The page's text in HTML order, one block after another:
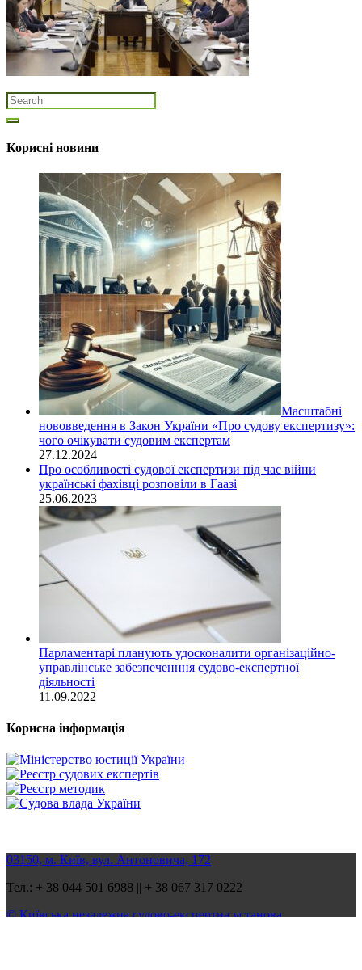
Корисні новини
Масштабні
нововведення в Закон України «Про судову експертизу»:
чого очікувати судовим експертам
27.12.2024
Про особливості судової експертизи під час війни
українські фахівці розповіли в Гаазі
25.06.2023
Парламентарі планують удосконалити організаційно-
управлінське забезпеченння судово-експертної
діяльності
11.09.2022
Корисна інформація
03150, м. Київ, вул. Антоновича, 172
Тел.: + 38 044 501 6988 || + 38 067 317 0222
© Київська незалежна судово-експертна установа